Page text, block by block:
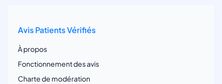
Avis Patients Vérifiés
À propos
Fonctionnement des avis
Charte de modération